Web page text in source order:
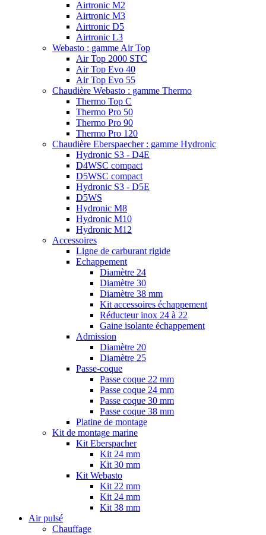
Airtronic M2
Airtronic M3
Airtronic D5
Airtronic L3
Webasto : gamme Air Top
Air Top 2000 STC
Air Top Evo 40
Air Top Evo 55
Chaudière Webasto : gamme Thermo
Thermo Top C
Thermo Pro 50
Thermo Pro 90
Thermo Pro 120
Chaudière Eberspaecher : gamme Hydronic
Hydronic S3 - D4E
D4WSC compact
D5WSC compact
Hydronic S3 - D5E
D5WS
Hydronic M8
Hydronic M10
Hydronic M12
Accessoires
Ligne de carburant rigide
Echappement
Diamètre 24
Diamètre 30
Diamètre 38 mm
Kit accessoires échappement
Réducteur inox 24 à 22
Gaine isolante échappement
Admission
Diamètre 20
Diamètre 25
Passe-coque
Passe coque 22 mm
Passe coque 24 mm
Passe coque 30 mm
Passe coque 38 mm
Platine de montage
Kit de montage marine
Kit Eberspacher
Kit 24 mm
Kit 30 mm
Kit Webasto
Kit 22 mm
Kit 24 mm
Kit 38 mm
Air pulsé
Chauffage